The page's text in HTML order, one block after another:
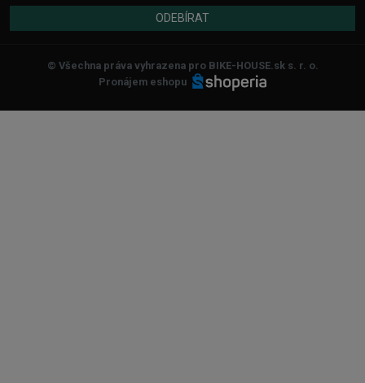
ODEBÍRAT
© Všechna práva vyhrazena pro BIKE-HOUSE.sk s. r. o.
Pronájem eshopu